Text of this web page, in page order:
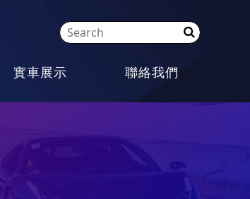
實車展示 聯絡我們